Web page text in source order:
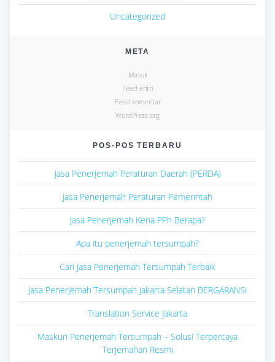
Uncategorized
META
Masuk
Feed entri
Feed komentar
WordPress.org
POS-POS TERBARU
Jasa Penerjemah Peraturan Daerah (PERDA)
Jasa Penerjemah Peraturan Pemerintah
Jasa Penerjemah Kena PPh Berapa?
Apa itu penerjemah tersumpah?
Cari Jasa Penerjemah Tersumpah Terbaik
Jasa Penerjemah Tersumpah Jakarta Selatan BERGARANSI
Translation Service Jakarta
Maskuri Penerjemah Tersumpah – Solusi Terpercaya
Terjemahan Resmi